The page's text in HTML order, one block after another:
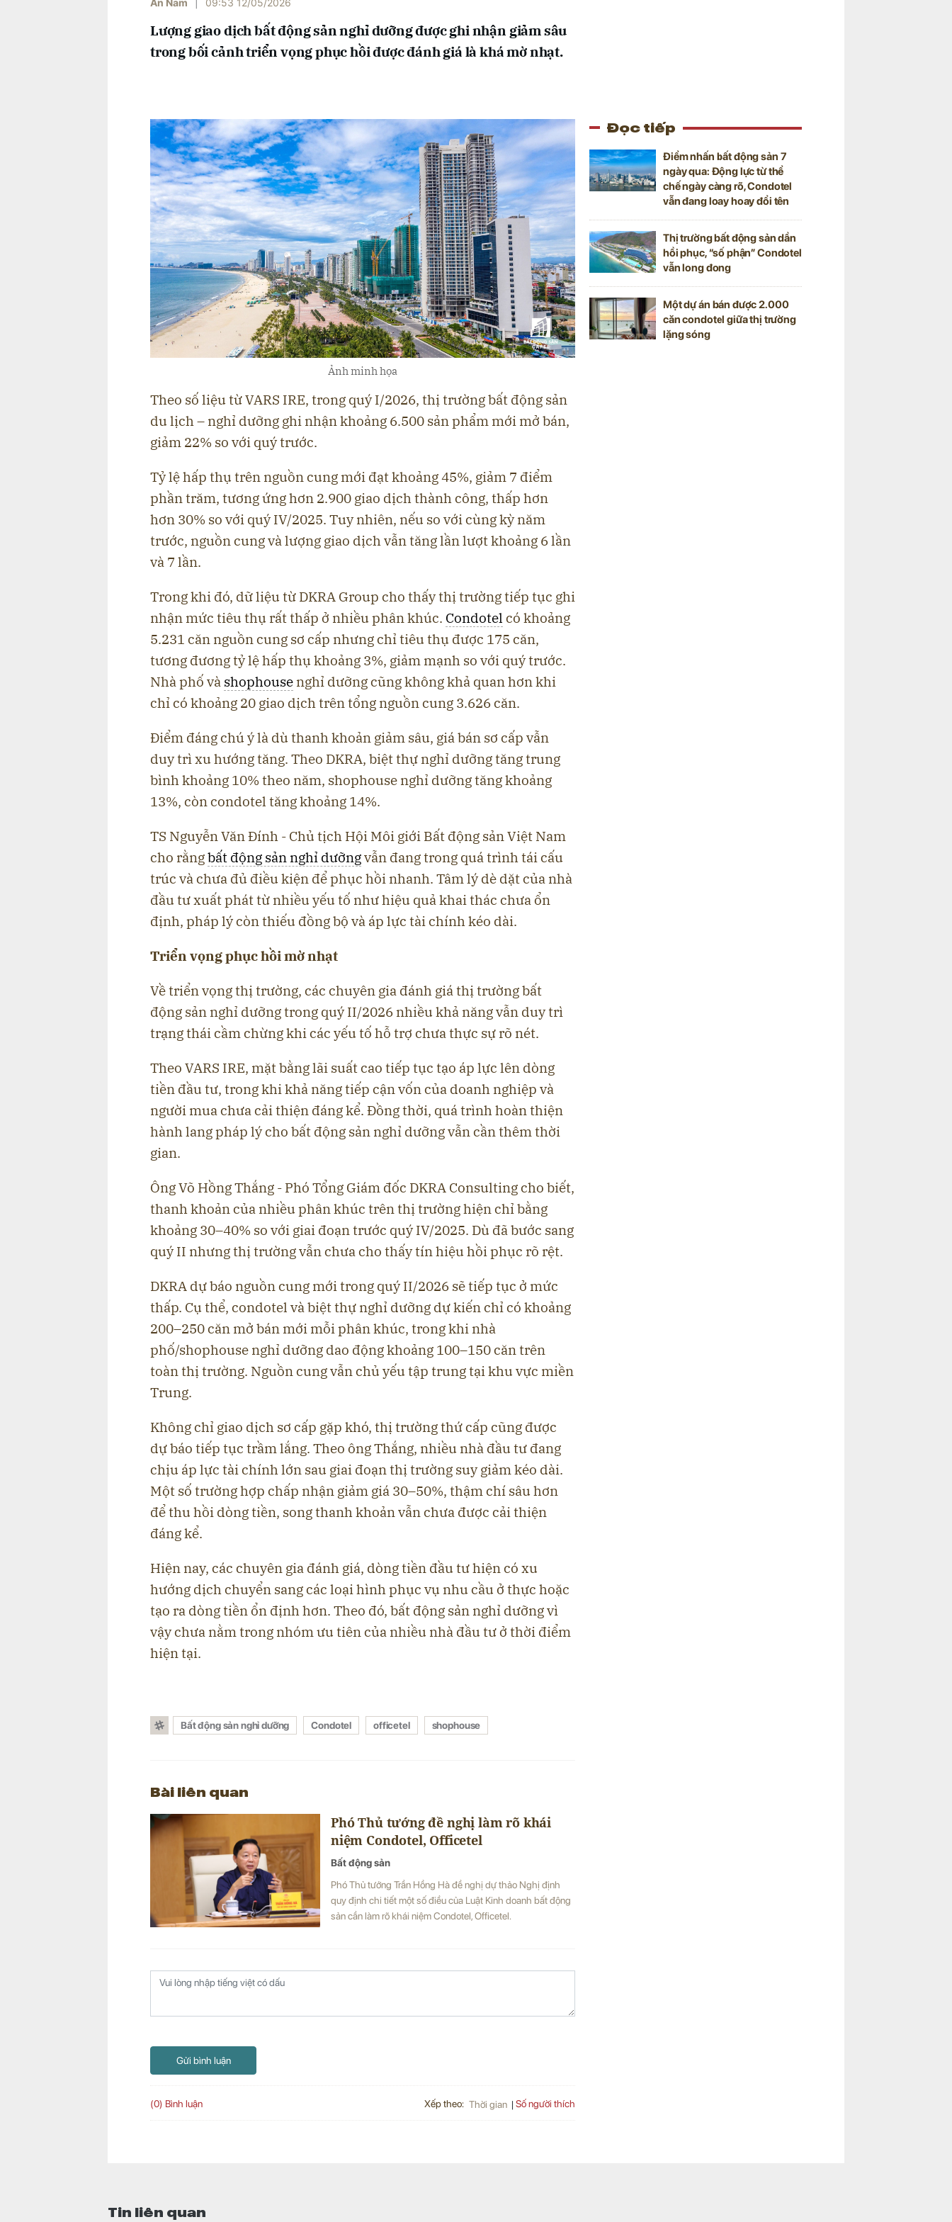
An Nam 09:53 12/05/2026
Lượng giao dịch bất động sản nghỉ dưỡng được ghi nhận giảm sâu
trong bối cảnh triển vọng phục hồi được đánh giá là khá mờ nhạt.
Ảnh minh họa
Theo số liệu từ VARS IRE, trong quý I/2026, thị trường bất động sản
du lịch – nghỉ dưỡng ghi nhận khoảng 6.500 sản phẩm mới mở bán,
giảm 22% so với quý trước.
Tỷ lệ hấp thụ trên nguồn cung mới đạt khoảng 45%, giảm 7 điểm
phần trăm, tương ứng hơn 2.900 giao dịch thành công, thấp hơn
hơn 30% so với quý IV/2025. Tuy nhiên, nếu so với cùng kỳ năm
trước, nguồn cung và lượng giao dịch vẫn tăng lần lượt khoảng 6 lần
và 7 lần.
Trong khi đó, dữ liệu từ DKRA Group cho thấy thị trường tiếp tục ghi
nhận mức tiêu thụ rất thấp ở nhiều phân khúc. Condotel có khoảng
5.231 căn nguồn cung sơ cấp nhưng chỉ tiêu thụ được 175 căn,
tương đương tỷ lệ hấp thụ khoảng 3%, giảm mạnh so với quý trước.
Nhà phố và shophouse nghỉ dưỡng cũng không khả quan hơn khi
chỉ có khoảng 20 giao dịch trên tổng nguồn cung 3.626 căn.
Điểm đáng chú ý là dù thanh khoản giảm sâu, giá bán sơ cấp vẫn
duy trì xu hướng tăng. Theo DKRA, biệt thự nghỉ dưỡng tăng trung
bình khoảng 10% theo năm, shophouse nghỉ dưỡng tăng khoảng
13%, còn condotel tăng khoảng 14%.
TS Nguyễn Văn Đính - Chủ tịch Hội Môi giới Bất động sản Việt Nam
cho rằngbất động sản nghỉ dưỡngvẫn đang trong quá trình tái cấu
trúc và chưa đủ điều kiện để phục hồi nhanh. Tâm lý dè dặt của nhà
đầu tư xuất phát từ nhiều yếu tố như hiệu quả khai thác chưa ổn
định, pháp lý còn thiếu đồng bộ và áp lực tài chính kéo dài.
Triển vọng phục hồi mờ nhạt
Về triển vọng thị trường, các chuyên gia đánh giá thị trường bất
động sản nghỉ dưỡng trong quý II/2026 nhiều khả năng vẫn duy trì
trạng thái cầm chừng khi các yếu tố hỗ trợ chưa thực sự rõ nét.
Theo VARS IRE, mặt bằng lãi suất cao tiếp tục tạo áp lực lên dòng
tiền đầu tư, trong khi khả năng tiếp cận vốn của doanh nghiệp và
người mua chưa cải thiện đáng kể. Đồng thời, quá trình hoàn thiện
hành lang pháp lý cho bất động sản nghỉ dưỡng vẫn cần thêm thời
gian.
Ông Võ Hồng Thắng - Phó Tổng Giám đốc DKRA Consulting cho biết,
thanh khoản của nhiều phân khúc trên thị trường hiện chỉ bằng
khoảng 30–40% so với giai đoạn trước quý IV/2025. Dù đã bước sang
quý II nhưng thị trường vẫn chưa cho thấy tín hiệu hồi phục rõ rệt.
DKRA dự báo nguồn cung mới trong quý II/2026 sẽ tiếp tục ở mức
thấp. Cụ thể, condotel và biệt thự nghỉ dưỡng dự kiến chỉ có khoảng
200–250 căn mở bán mới mỗi phân khúc, trong khi nhà
phố/shophouse nghỉ dưỡng dao động khoảng 100–150 căn trên
toàn thị trường. Nguồn cung vẫn chủ yếu tập trung tại khu vực miền
Trung.
Không chỉ giao dịch sơ cấp gặp khó, thị trường thứ cấp cũng được
dự báo tiếp tục trầm lắng. Theo ông Thắng, nhiều nhà đầu tư đang
chịu áp lực tài chính lớn sau giai đoạn thị trường suy giảm kéo dài.
Một số trường hợp chấp nhận giảm giá 30–50%, thậm chí sâu hơn
để thu hồi dòng tiền, song thanh khoản vẫn chưa được cải thiện
đáng kể.
Hiện nay, các chuyên gia đánh giá, dòng tiền đầu tư hiện có xu
hướng dịch chuyển sang các loại hình phục vụ nhu cầu ở thực hoặc
tạo ra dòng tiền ổn định hơn. Theo đó, bất động sản nghỉ dưỡng vì
vậy chưa nằm trong nhóm ưu tiên của nhiều nhà đầu tư ở thời điểm
hiện tại.
Bất động sản nghỉ dưỡng Condotel officetel shophouse
Bài liên quan
Phó Thủ tướng đề nghị làm rõ khái
niệm Condotel, Officetel
Bất động sản
Phó Thủ tướng Trần Hồng Hà đề nghị dự thảo Nghị định
quy định chi tiết một số điều của Luật Kinh doanh bất động
sản cần làm rõ khái niệm Condotel, Officetel.
Gửi bình luận
(0) Bình luận Xếp theo: Thời gian Số người thích
Đọc tiếp
Điểm nhấn bất động sản 7
ngày qua: Động lực từ thể
chế ngày càng rõ, Condotel
vẫn đang loay hoay đổi tên
Thị trường bất động sản dần
hồi phục, “số phận” Condotel
vẫn long đong
Một dự án bán được 2.000
căn condotel giữa thị trường
lặng sóng
Tin liên quan